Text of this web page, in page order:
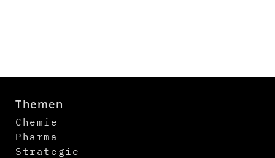
Themen
Chemie
Pharma
Strategie